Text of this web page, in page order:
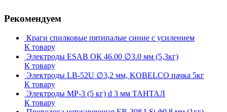
Рекомендуем
Краги спилковые пятипалые синие с усилением
К товару
Электроды ESAB ОК 46.00 ∅3.0 мм (5,3кг)
К товару
Электроды LB-52U ∅3,2 мм, KOBELCO пачка 5кг
К товару
Электроды МР-3 (5 кг) d 3 мм ТАНТАЛ
К товару